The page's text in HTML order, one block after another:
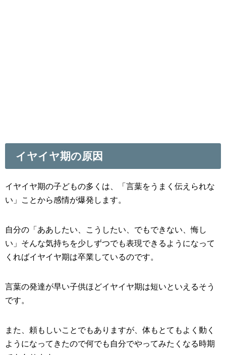
イヤイヤ期の原因
イヤイヤ期の子どもの多くは、「言葉をうまく伝えられな
い」ことから感情が爆発します。
自分の「ああしたい、こうしたい、でもできない、悔し
い」そんな気持ちを少しずつでも表現できるようになって
くればイヤイヤ期は卒業しているのです。
言葉の発達が早い子供ほどイヤイヤ期は短いといえるそう
です。
また、頼もしいことでもありますが、体もとてもよく動く
ようになってきたので何でも自分でやってみたくなる時期